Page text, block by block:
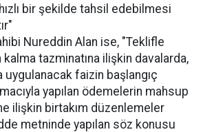
bir şekilde tahsil edebilmesi
Nureddin Alan ise, "Teklifle
tazminatına ilişkin davalarda,
uygulanacak faizin başlangıç
yapılan ödemelerin mahsup
ilişkin birtakım düzenlemeler
metninde yapılan söz konusu